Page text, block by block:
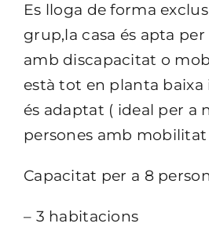
Es lloga de forma
grup,la casa és apta
amb discapacitat o
està tot en planta baixa
és adaptat ( ideal per a
persones amb
Capacitat per a 8
– 3 habitacions